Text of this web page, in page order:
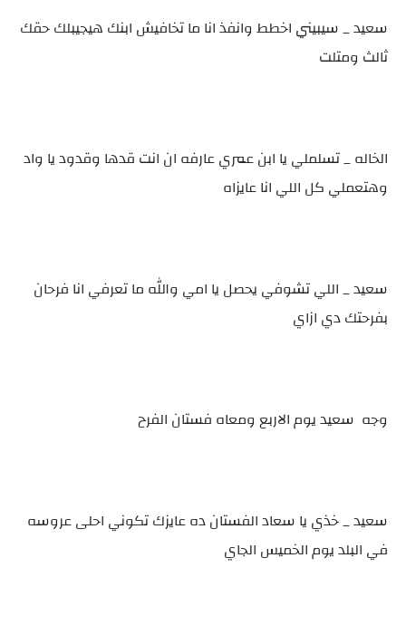
سعيد _ سيبيني اخطط وانفذ انا ما تخافيش ابنك هيجيبلك حقك
ثالث ومتلت
الخاله _ تسلملي يا ابن عمري عارفه ان انت قدها وقدود يا واد
وهتعملي كل اللي انا عايزاه
سعيد _ اللي تشوفي يحصل يا امي والله ما تعرفي انا فرحان
بفرحتك دي ازاي
وجه سعيد يوم الاربع ومعاه فستان الفرح
سعيد _ خذي يا سعاد الفستان ده عايزك تكوني احلى عروسه
في البلد يوم الخميس الجاي